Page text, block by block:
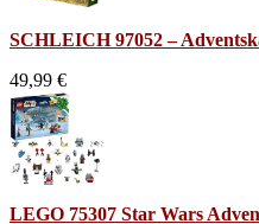
SCHLEICH 97052 –
49,99 €
LEGO 75307 Star Wars